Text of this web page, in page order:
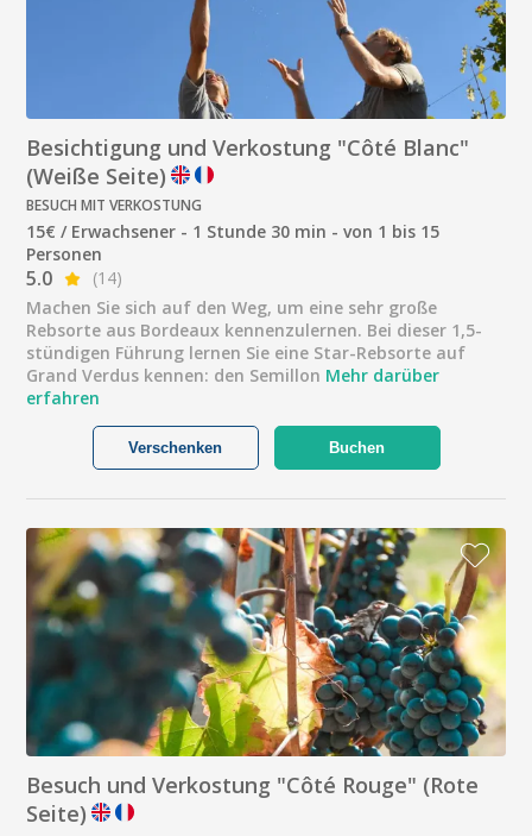
Besichtigung und Verkostung "Côté Blanc"
(Weiße Seite)
BESUCH MIT VERKOSTUNG
15€ / Erwachsener - 1 Stunde 30 min - von 1 bis 15
Personen
5.0
(14)
Machen Sie sich auf den Weg, um eine sehr große
Rebsorte aus Bordeaux kennenzulernen. Bei dieser 1,5-
stündigen Führung lernen Sie eine Star-Rebsorte auf
Grand Verdus kennen: den Semillon Mehr darüber
erfahren
Buchen
Verschenken
Besuch und Verkostung "Côté Rouge" (Rote
Seite)